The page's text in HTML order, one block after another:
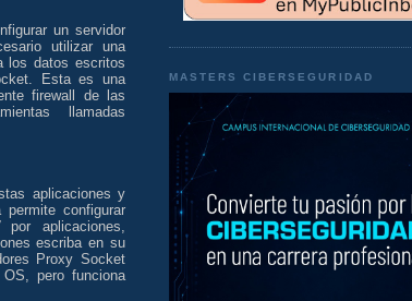
un servidor
utilizar una
los datos escritos
Esta es una
firewall de las
llamadas
aplicaciones y
configurar
por aplicaciones,
escriba en su
Proxy Socket
pero funciona
MASTERS CIBERSEGURIDAD